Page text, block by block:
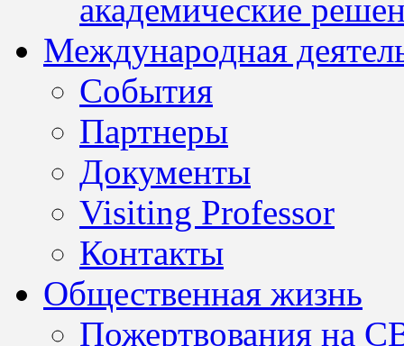
академические
Международная
События
Партнеры
Документы
Visiting Professor
Контакты
Общественная жизнь
Пожертвования на